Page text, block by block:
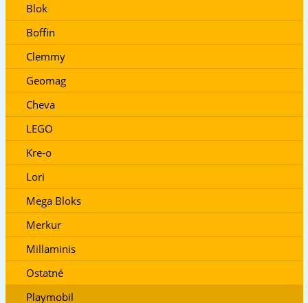
Blok
Boffin
Clemmy
Geomag
Cheva
LEGO
Kre-o
Lori
Mega Bloks
Merkur
Millaminis
Ostatné
Playmobil